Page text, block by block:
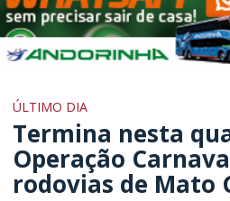
ÚLTIMO DIA
Termina nesta
Operação
rodovias de Mato